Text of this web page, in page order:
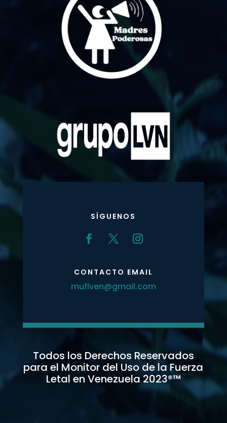
SÍGUENOS
CONTACTO EMAIL
muflven@gmail.com
Todos los Derechos Reservados
para el Monitor del Uso de la Fuerza
Letal en Venezuela 2023®™